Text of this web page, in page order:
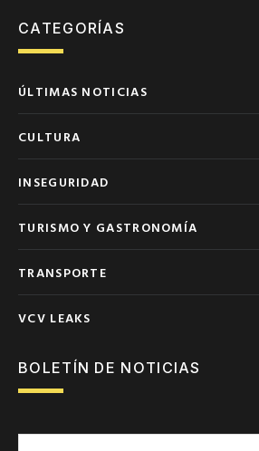
CATEGORÍAS
ÚLTIMAS NOTICIAS
CULTURA
INSEGURIDAD
TURISMO Y GASTRONOMÍA
TRANSPORTE
VCV LEAKS
BOLETÍN DE NOTICIAS